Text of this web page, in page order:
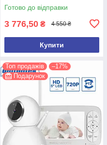
Готово до відправки
3 776,50 ₴ 4 550 ₴
Купити
Топ продажів
–17%
Подарунок